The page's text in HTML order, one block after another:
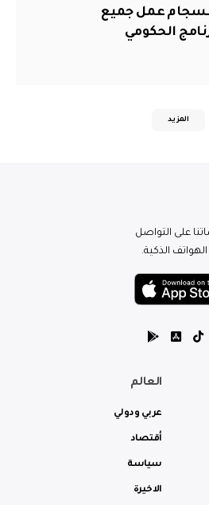
انسجام عمل جميع
الحكومي
المزيد
على التواصل
الذكية.
العالم
عربي ودولي
أقتصاد
سياسة
الاخيرة